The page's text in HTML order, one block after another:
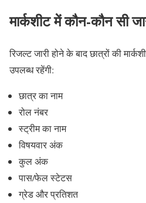
मार्कशीट में कौन-कौन सी
रिजल्ट जारी होने के बाद छात्रों की
उपलब्ध रहेंगी:
छात्र का नाम
रोल नंबर
स्ट्रीम का नाम
विषयवार अंक
कुल अंक
पास/फेल स्टेटस
ग्रेड और प्रतिशत